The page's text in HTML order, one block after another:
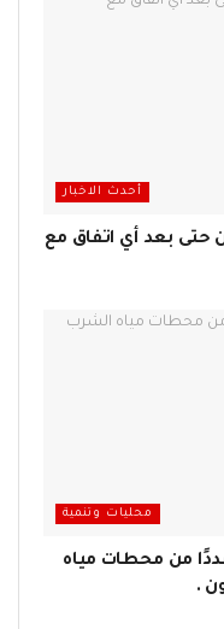
أحدث الاخبار
حتى بعد أي اتفاق مع
محليات وتنمية
عددًا من محطات مياه
.